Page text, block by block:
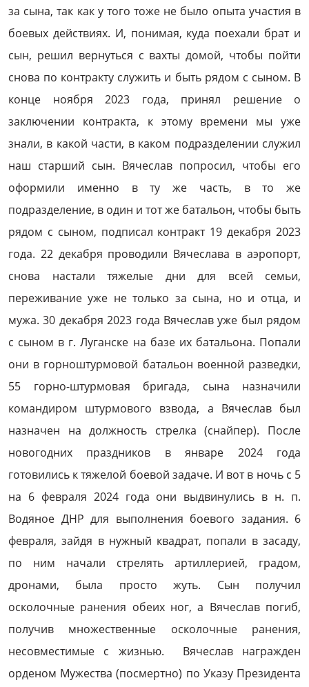
за сына, так как у того тоже не было опыта участия в
боевых действиях. И, понимая, куда поехали брат и
сын, решил вернуться с вахты домой, чтобы пойти
снова по контракту служить и быть рядом с сыном. В
конце ноября 2023 года, принял решение о
заключении контракта, к этому времени мы уже
знали, в какой части, в каком подразделении служил
наш старший сын. Вячеслав попросил, чтобы его
оформили именно в ту же часть, в то же
подразделение, в один и тот же батальон, чтобы быть
рядом с сыном, подписал контракт 19 декабря 2023
года. 22 декабря проводили Вячеслава в аэропорт,
снова настали тяжелые дни для всей семьи,
переживание уже не только за сына, но и отца, и
мужа. 30 декабря 2023 года Вячеслав уже был рядом
с сыном в г. Луганске на базе их батальона. Попали
они в горноштурмовой батальон военной разведки,
55 горно-штурмовая бригада, сына назначили
командиром штурмового взвода, а Вячеслав был
назначен на должность стрелка (снайпер). После
новогодних праздников в январе 2024 года
готовились к тяжелой боевой задаче. И вот в ночь с 5
на 6 февраля 2024 года они выдвинулись в н. п.
Водяное ДНР для выполнения боевого задания. 6
февраля, зайдя в нужный квадрат, попали в засаду,
по ним начали стрелять артиллерией, градом,
дронами, была просто жуть. Сын получил
осколочные ранения обеих ног, а Вячеслав погиб,
получив множественные осколочные ранения,
несовместимые с жизнью. Вячеслав награжден
орденом Мужества (посмертно) по Указу Президента